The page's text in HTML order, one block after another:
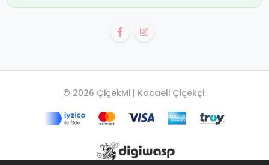
© 2026 ÇiçekMi | Kocaeli Çiçekçi.